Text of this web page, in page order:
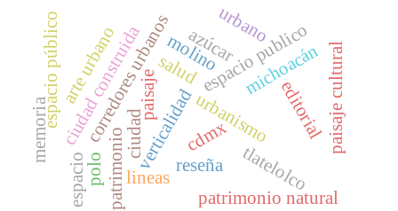
verticalidad
lineas
ciudad urbanismo
cdmx
corredores urbanos editorial
espacio publico
patrimonio
ciudad construida
espacio público
tlatelolco
salud
paisaje
reseña
molino
azúcarmichoacán
patrimonio natural
urbano
paisaje cultural
polo
espacio
arte urbano
memoria